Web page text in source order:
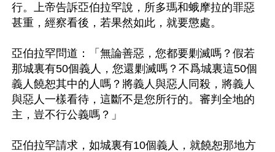
行。上帝告訴亞伯拉罕說，所多瑪和蛾摩拉的罪惡
甚重，經察看後，若果然如此，就要懲處。
亞伯拉罕問道：「無論善惡，您都要剿滅嗎？假若
那城裏有50個義人，您還剿滅嗎？不爲城裏這50個
義人饒恕其中的人嗎？將義人與惡人同殺，將義人
與惡人一樣看待，這斷不是您所行的。審判全地的
主，豈不行公義嗎？」
亞伯拉罕請求，如城裏有10個義人，就饒恕那地方